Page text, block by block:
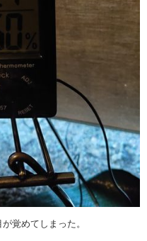
覚めてしまった。